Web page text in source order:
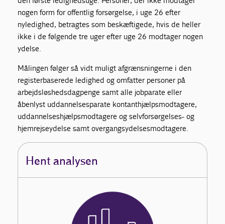
nogen form for offentlig forsørgelse, i uge 26 efter
nyledighed, betragtes som beskæftigede, hvis de heller
ikke i de følgende tre uger efter uge 26 modtager nogen
ydelse.
Målingen følger så vidt muligt afgrænsningerne i den
registerbaserede ledighed og omfatter personer på
arbejdsløshedsdagpenge samt alle jobparate eller
åbenlyst uddannelsesparate kontanthjælpsmodtagere,
uddannelseshjælpsmodtagere og selvforsørgelses- og
hjemrejseydelse samt overgangsydelsesmodtagere.
Hent analysen